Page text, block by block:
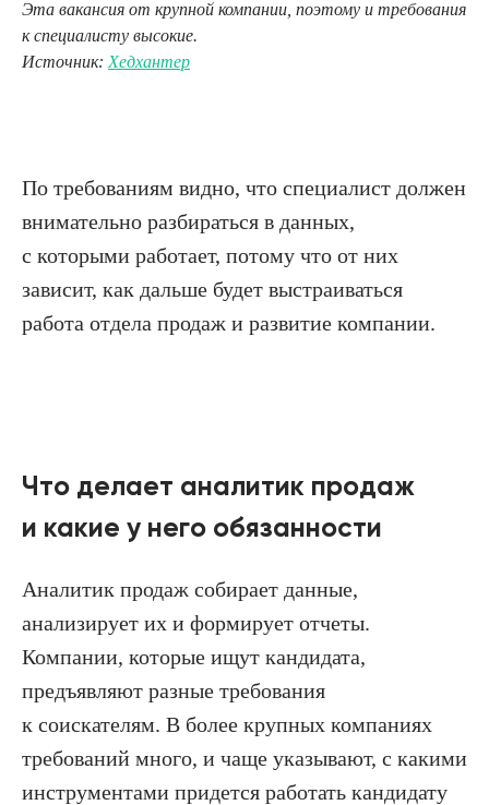
Эта вакансия от крупной компании, поэтому и требования
к специалисту высокие.
Источник: Хедхантер
По требованиям видно, что специалист должен
внимательно разбираться в данных,
с которыми работает, потому что от них
зависит, как дальше будет выстраиваться
работа отдела продаж и развитие компании.
Что делает аналитик продаж
и какие у него обязанности
Аналитик продаж собирает данные,
анализирует их и формирует отчеты.
Компании, которые ищут кандидата,
предъявляют разные требования
к соискателям. В более крупных компаниях
требований много, и чаще указывают, с какими
инструментами придется работать кандидату